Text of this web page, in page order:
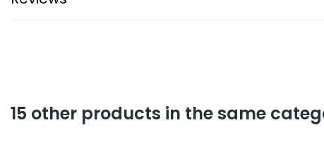
15 other products in the same